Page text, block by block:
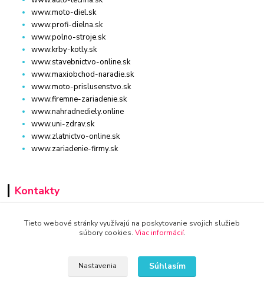
www.moto-diel.sk
www.profi-dielna.sk
www.polno-stroje.sk
www.krby-kotly.sk
www.stavebnictvo-online.sk
www.maxiobchod-naradie.sk
www.moto-prislusenstvo.sk
www.firemne-zariadenie.sk
www.nahradnediely.online
www.uni-zdrav.sk
www.zlatnictvo-online.sk
www.zariadenie-firmy.sk
Kontakty
+421 940 949 000
Tieto webové stránky využívajú na poskytovanie svojich služieb
súbory cookies. Viac informácií.
Nastavenia Súhlasím